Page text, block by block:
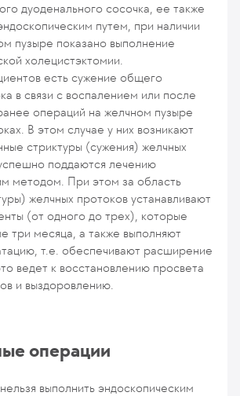
дуоденального сосочка, ее также
путем, при наличии
пузыре показано выполнение
холецистэктомии.
есть сужение общего
в связи с воспалением или после
операций на желчном пузыре
В этом случае у них возникают
стриктуры (сужения) желчных
поддаются лечению
методом. При этом за область
желчных протоков устанавливают
(от одного до трех), которые
три месяца, а также выполняют
т.е. обеспечивают расширение
ведет к восстановлению просвета
и выздоровлению.
операции
выполнить эндоскопическим